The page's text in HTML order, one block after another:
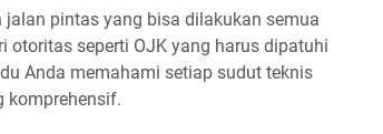
pintas yang bisa dilakukan semua
otoritas seperti OJK yang harus dipatuhi
Anda memahami setiap sudut teknis
komprehensif.